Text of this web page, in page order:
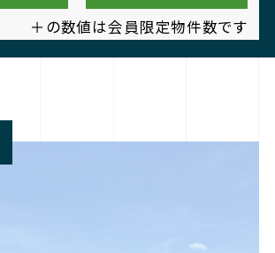
＋の数値は会員限定物件数です